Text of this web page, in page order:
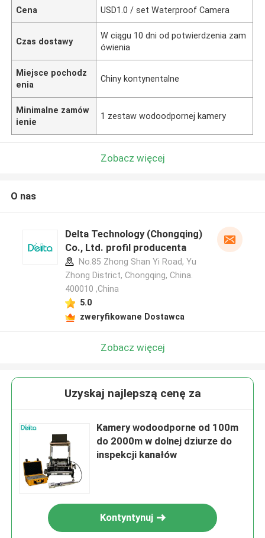
Cena USD1.0 / set Waterproof Camera
Czas dostawy
W ciągu 10 dni od potwierdzenia zam
ówienia
Miejsce pochodz
enia
Chiny kontynentalne
Minimalne zamów
ienie
1 zestaw wodoodpornej kamery
Zobacz więcej
O nas
Delta Technology (Chongqing)
Co., Ltd. profil producenta
No.85 Zhong Shan Yi Road, Yu
Zhong District, Chongqing, China.
400010 ,China
5.0
zweryfikowane Dostawca
Zobacz więcej
Uzyskaj najlepszą cenę za
Kamery wodoodporne od 100m
do 2000m w dolnej dziurze do
inspekcji kanałów
Kontyntynuj